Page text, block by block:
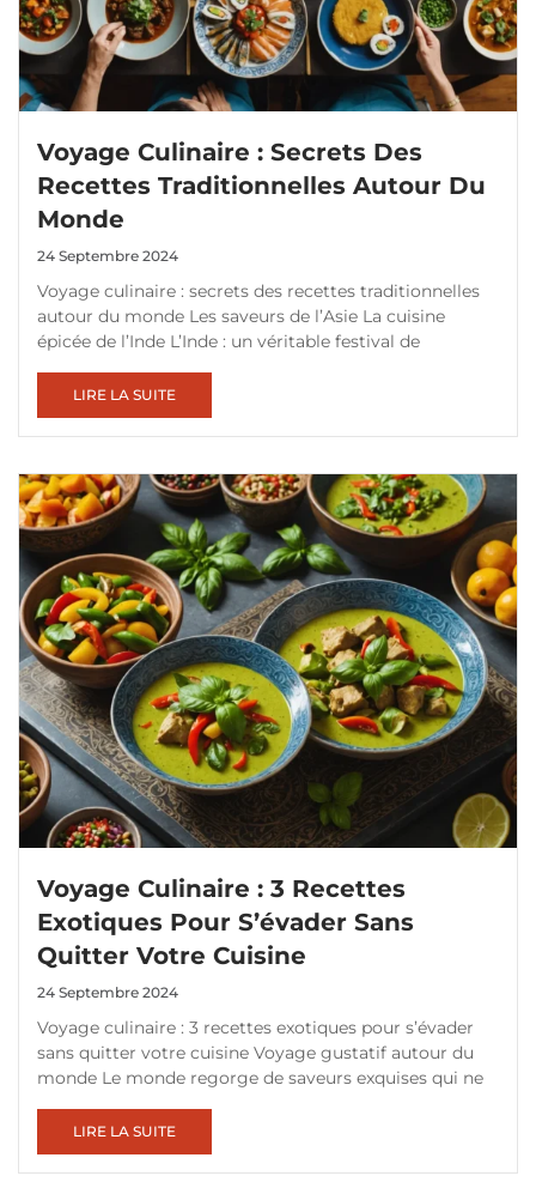
Voyage Culinaire : Secrets Des
Recettes Traditionnelles Autour Du
Monde
24 Septembre 2024
Voyage culinaire : secrets des recettes traditionnelles
autour du monde Les saveurs de l’Asie La cuisine
épicée de l’Inde L’Inde : un véritable festival de
LIRE LA SUITE
Voyage Culinaire : 3 Recettes
Exotiques Pour S’évader Sans
Quitter Votre Cuisine
24 Septembre 2024
Voyage culinaire : 3 recettes exotiques pour s’évader
sans quitter votre cuisine Voyage gustatif autour du
monde Le monde regorge de saveurs exquises qui ne
LIRE LA SUITE